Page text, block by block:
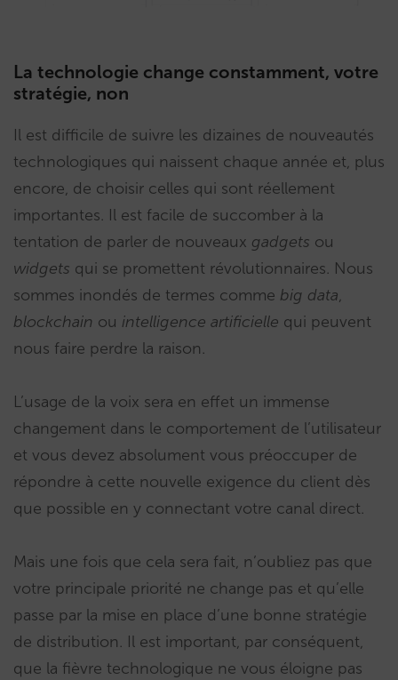
La technologie change constamment, votre
stratégie, non
Il est difficile de suivre les dizaines de nouveautés
technologiques qui naissent chaque année et, plus
encore, de choisir celles qui sont réellement
importantes. Il est facile de succomber à la
tentation de parler de nouveaux gadgets ou
widgets qui se promettent révolutionnaires. Nous
sommes inondés de termes comme big data,
blockchain ou intelligence artificielle qui peuvent
nous faire perdre la raison.
L’usage de la voix sera en effet un immense
changement dans le comportement de l’utilisateur
et vous devez absolument vous préoccuper de
répondre à cette nouvelle exigence du client dès
que possible en y connectant votre canal direct.
Mais une fois que cela sera fait, n’oubliez pas que
votre principale priorité ne change pas et qu’elle
passe par la mise en place d’une bonne stratégie
de distribution. Il est important, par conséquent,
que la fièvre technologique ne vous éloigne pas